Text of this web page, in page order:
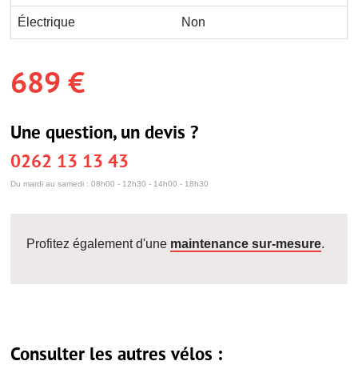
Électrique Non
689 €
Une question, un devis ?
0262 13 13 43
Du mardi au samedi : 08h00 - 12h30 - 14h00 - 18h30
Profitez également d'une maintenance sur-mesure.
Consulter les autres vélos :